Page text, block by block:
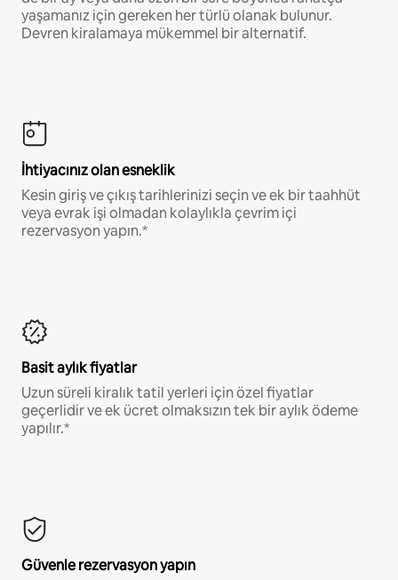
yaşamanız için gereken her türlü olanak bulunur.
Devren kiralamaya mükemmel bir alternatif.
İhtiyacınız olan esneklik
Kesin giriş ve çıkış tarihlerinizi seçin ve ek bir taahhüt
veya evrak işi olmadan kolaylıkla çevrim içi
rezervasyon yapın.*
Basit aylık fiyatlar
Uzun süreli kiralık tatil yerleri için özel fiyatlar
geçerlidir ve ek ücret olmaksızın tek bir aylık ödeme
yapılır.*
Güvenle rezervasyon yapın